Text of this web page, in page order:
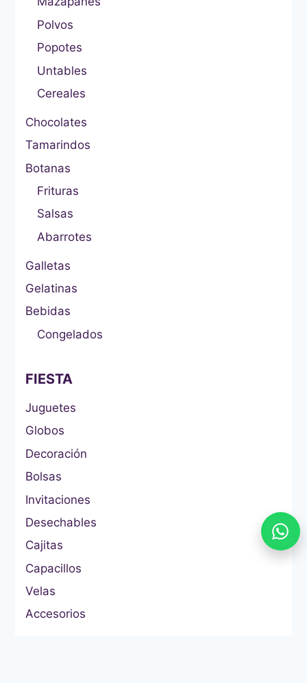
Polvos
Popotes
Untables
Cereales
Chocolates
Tamarindos
Botanas
Frituras
Salsas
Abarrotes
Galletas
Gelatinas
Bebidas
Congelados
FIESTA
Juguetes
Globos
Decoración
Bolsas
Invitaciones
Desechables
Cajitas
Capacillos
Velas
Accesorios